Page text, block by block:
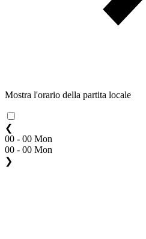
Mostra l'orario della partita locale
❮
00 - 00 Mon
00 - 00 Mon
❯